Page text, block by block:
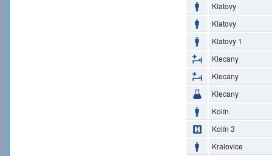
Klatovy
Klatovy
Klatovy 1
Klecany
Klecany
Klecany
Kolín
Kolín 3
Kralovice